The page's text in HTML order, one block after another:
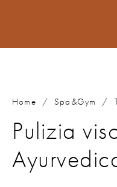
Home / Spa&Gym /
Pulizia